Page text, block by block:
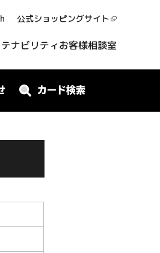
公式ショッピングサイト
ナビリティお客様相談室
カード検索